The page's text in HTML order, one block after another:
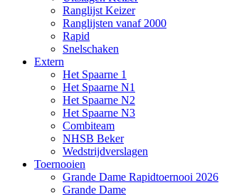
Ranglijst Keizer
Ranglijsten vanaf 2000
Rapid
Snelschaken
Extern
Het Spaarne 1
Het Spaarne N1
Het Spaarne N2
Het Spaarne N3
Combiteam
NHSB Beker
Wedstrijdverslagen
Toernooien
Grande Dame Rapidtoernooi 2026
Grande Dame